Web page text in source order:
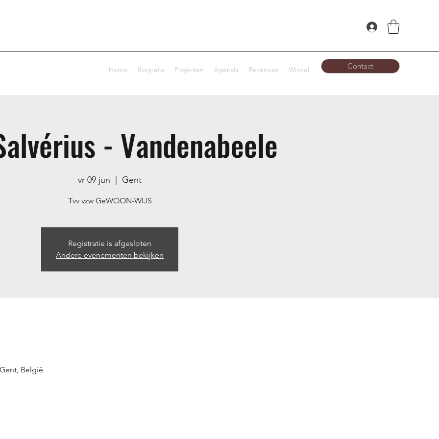
Home Biografie Projecten Agenda Recensies Winkel Contact
- Vandenabeele
vr 09 jun
  |
Gent
Tvv vzw GeWOON-WIJS
Registratie is afgesloten
Andere evenementen bekijken
België